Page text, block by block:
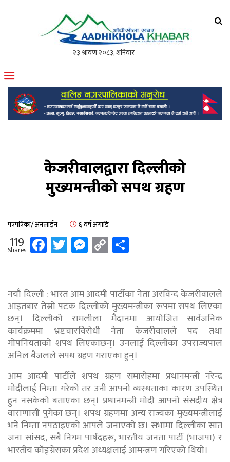
मोफसलकै लोकप्रिय अनलाइन पत्रिका
केजरीवालद्वारा दिल्लीको
मुख्यमन्त्रीको सपथ ग्रहण
पत्रपत्रिका/ अनलाईन ६ वर्ष अगाडि
119
Shares Facebook
Twitter
Messenger
Copy
Link
नयाँ दिल्ली : भारत आम आदमी पार्टीका नेता अरविन्द केजरीवालले
आइतबार तेस्रो पटक दिल्लीको मुख्यमन्त्रीका रूपमा सपथ लिएका
छन्। दिल्लीको रामलीला मैदानमा आयोजित सार्वजनिक
कार्यक्रममा भ्रष्टचारविरोधी नेता केजरीवालले पद तथा
गोपनियताको शपथ लिएकाछन्। उनलाई दिल्लीका उपराज्यपाल
अनिल बैजलले सपथ ग्रहण गराएका हुन्।
आम आदमी पार्टीले शपथ ग्रहण समारोहमा प्रधानमन्त्री नरेन्द्र
मोदीलाई निम्ता गरेको तर उनी आफ्नो व्यस्थताका कारण उपस्थित
हुन नसकेको बताएका छन्। प्रधानमन्त्री मोदी आफ्नो संसदीय क्षेत्र
वाराणासी पुगेका छन्। शपथ ग्रहणमा अन्य राज्यका मुख्यमन्त्रीलाई
भने निम्ता नपठाइएको आपले जनाएको छ। सभामा दिल्लीका सात
जना सांसद, सबै निगम पार्षदहरू, भारतीय जनता पार्टी (भाजपा) र
भारतीय काँङ्ग्रेसका प्रदेश अध्यक्षलाई आमन्त्रण गरिएको थियो।